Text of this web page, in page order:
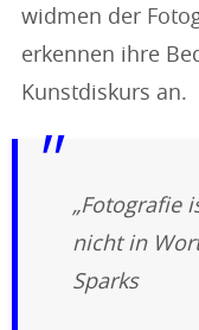
widmen der
erkennen ihre
Kunstdiskurs an.
„Fotografie
nicht in
Sparks